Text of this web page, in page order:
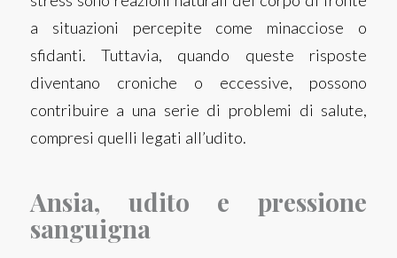
a situazioni percepite come minacciose o
sfidanti. Tuttavia, quando queste risposte
diventano croniche o eccessive, possono
contribuire a una serie di problemi di salute,
compresi quelli legati all’udito.
Ansia, udito e pressione
sanguigna